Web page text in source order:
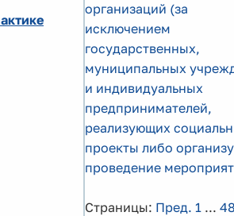
организаций (за
исключением
государственных,
муниципальных
и индивидуальных
предпринимателей,
реализующих
проекты либо
проведение
Страницы: Пред. 1 ... 48